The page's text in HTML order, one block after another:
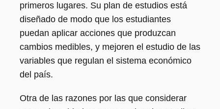
primeros lugares. Su plan de estudios está
diseñado de modo que los estudiantes
puedan aplicar acciones que produzcan
cambios medibles, y mejoren el estudio de las
variables que regulan el sistema económico
del país.
Otra de las razones por las que considerar